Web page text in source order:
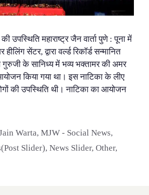
उपस्थिति महाराष्ट्र जैन वार्ता पुणे : पूना में
सेंटर, द्वारा वर्ल्ड रिकॉर्ड सन्मानित
के सानिध्य में भव्य भक्तामर की अमर
किया गया था। इस नाटिका के लीए
की उपस्थिति थी। नाटिका का आयोजन
Warta,MJW - Social News,
Slider), News Slider, Other,